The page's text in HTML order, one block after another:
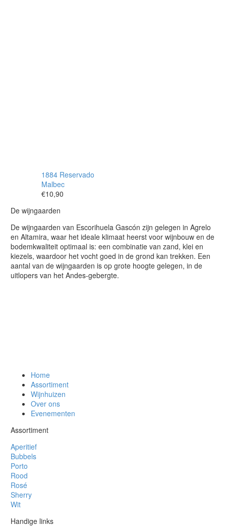
1884 Reservado
Malbec
€10,90
De wijngaarden
De wijngaarden van Escorihuela Gascón zijn gelegen in Agrelo
en Altamira, waar het ideale klimaat heerst voor wijnbouw en de
bodemkwaliteit optimaal is: een combinatie van zand, klei en
kiezels, waardoor het vocht goed in de grond kan trekken. Een
aantal van de wijngaarden is op grote hoogte gelegen, in de
uitlopers van het Andes-gebergte.
Home
Assortiment
Wijnhuizen
Over ons
Evenementen
Assortiment
Aperitief
Bubbels
Porto
Rood
Rosé
Sherry
Wit
Handige links